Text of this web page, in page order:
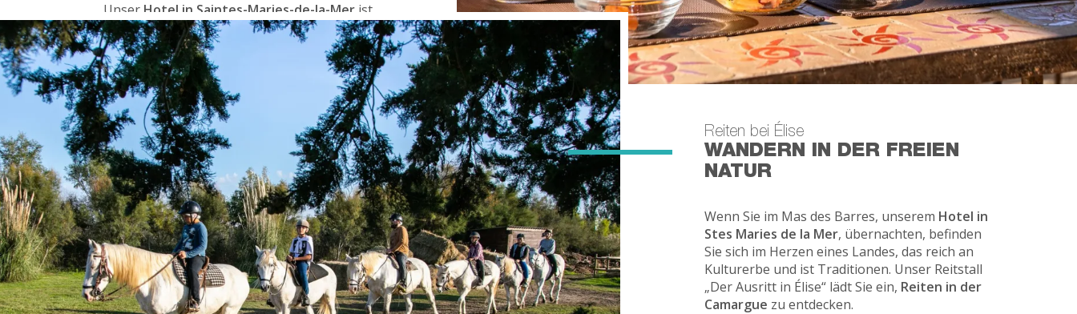
Unser Hotel in Saintes-Maries-de-la-Mer ist
auch ein ausgezeichneter Ort für die
Organisation aller Ihrer privaten oder
beruflichen Veranstaltungen.
Reiten bei Élise
WANDERN IN DER FREIEN
NATUR
Wenn Sie im Mas des Barres, unserem Hotel in
Stes Maries de la Mer, übernachten, befinden
Sie sich im Herzen eines Landes, das reich an
Kulturerbe und ist Traditionen. Unser Reitstall
„Der Ausritt in Élise“ lädt Sie ein, Reiten in der
Camargue zu entdecken.